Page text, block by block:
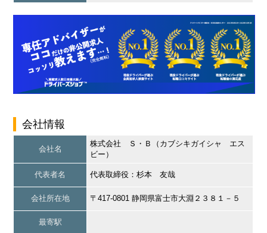
会社情報
会社名
株式会社 Ｓ・Ｂ（カブシキガイシャ エス
ビー）
代表者名 代表取締役：杉本 友哉
会社所在地 〒417-0801 静岡県富士市大淵２３８１－５
最寄駅